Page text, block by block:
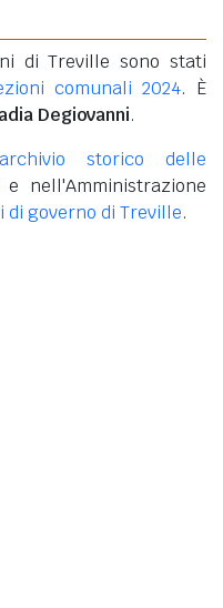
di Treville sono stati
comunali 2024. È
Degiovanni.
archivio storico delle
e nell'Amministrazione
di governo di Treville.